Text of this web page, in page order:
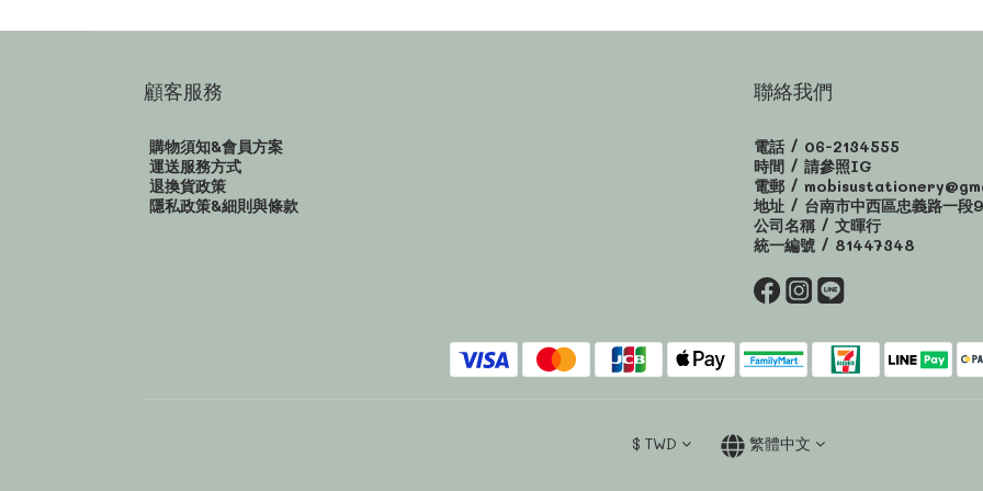
顧客服務
購物須知&會員方案
運送服務方式
退換貨政策
隱私政策&細則與條款
聯絡我們
電話 / 06-2134555
時間 / 請參照IG
電郵 /
地址 / 台南市中西區忠義路一段
公司名稱 / 文暉行
統一編號 / 81447348
$ TWD 繁體中文